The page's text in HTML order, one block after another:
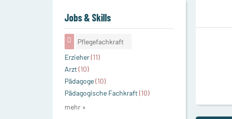
Jobs & Skills
Pflegefachkraft
Erzieher(11)
Arzt(10)
Pädagoge(10)
Pädagogische Fachkraft(10)
mehr »